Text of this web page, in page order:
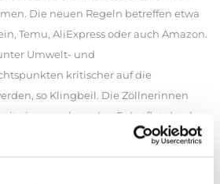
Die neuen Regeln betreffen etwa
Temu, AliExpress oder auch Amazon.
Umwelt- und
kritischer auf die
so Klingbeil. Die Zöllnerinnen
einer wachsenden Paketflut durch
- insbesondere aus China -
seien knapp 790 Millionen